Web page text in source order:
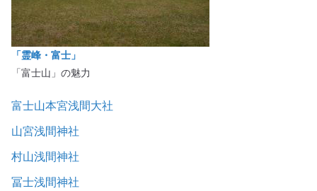
「霊峰・富士」
「富士山」の魅力
富士山本宮浅間大社
山宮浅間神社
村山浅間神社
冨士浅間神社